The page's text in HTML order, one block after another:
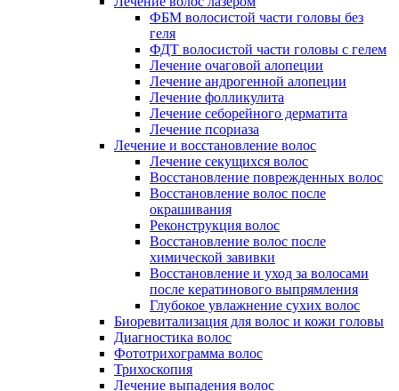
ФБМ волосистой части головы без
геля
ФДТ волосистой части головы с гелем
Лечение очаговой алопеции
Лечение андрогенной алопеции
Лечение фолликулита
Лечение себорейного дерматита
Лечение псориаза
Лечение и восстановление волос
Лечение секущихся волос
Восстановление поврежденных волос
Восстановление волос после
окрашивания
Реконструкция волос
Восстановление волос после
химической завивки
Восстановление и уход за волосами
после кератинового выпрямления
Глубокое увлажнение сухих волос
Биоревитализация для волос и кожи головы
Диагностика волос
Фототрихограмма волос
Трихоскопия
Лечение выпадения волос